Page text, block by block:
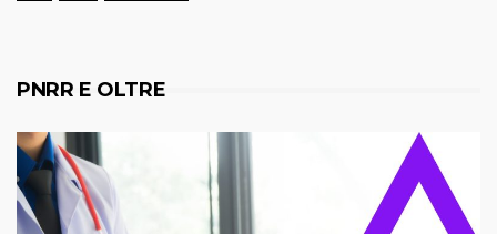
PNRR E OLTRE